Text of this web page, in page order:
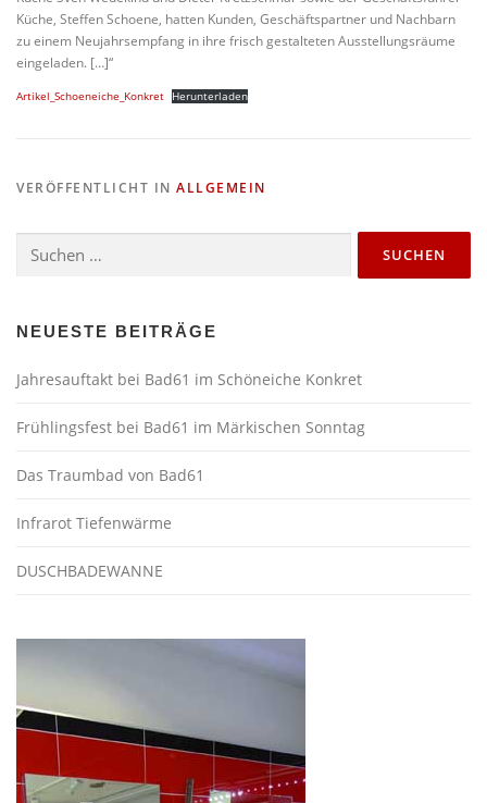
Küche, Steffen Schoene, hatten Kunden, Geschäftspartner und Nachbarn
zu einem Neujahrsempfang in ihre frisch gestalteten Ausstellungsräume
eingeladen. […]“
Artikel_Schoeneiche_Konkret Herunterladen
VERÖFFENTLICHT IN ALLGEMEIN
nach:
NEUESTE BEITRÄGE
Jahresauftakt bei Bad61 im Schöneiche Konkret
Frühlingsfest bei Bad61 im Märkischen Sonntag
Das Traumbad von Bad61
Infrarot Tiefenwärme
DUSCHBADEWANNE